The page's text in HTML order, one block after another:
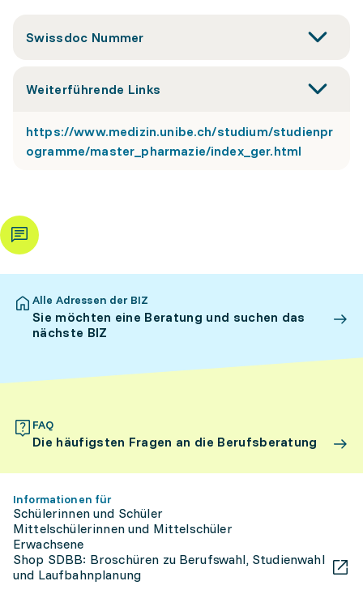
Swissdoc Nummer
Weiterführende Links
https://www.medizin.unibe.ch/studium/studienpr
ogramme/master_pharmazie/index_ger.html
Alle Adressen der BIZ
Sie möchten eine Beratung und suchen das
nächste BIZ
FAQ
Die häufigsten Fragen an die Berufsberatung
Informationen für
Schülerinnen und Schüler
Mittelschülerinnen und Mittelschüler
Erwachsene
Shop SDBB: Broschüren zu Berufswahl, Studienwahl
und Laufbahnplanung